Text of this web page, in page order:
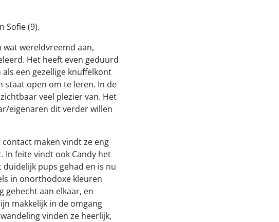
Sofie (9).
wat wereldvreemd aan,
Het heeft even geduurd
een gezellige knuffelkont
staat open om te leren. In de
veel plezier van. Het
eigenaren dit verder willen
maken vindt ze eng
In feite vindt ook Candy het
pups gehad en is nu
in onorthodoxe kleuren
gehecht aan elkaar, en
makkelijk in de omgang
vinden ze heerlijk,